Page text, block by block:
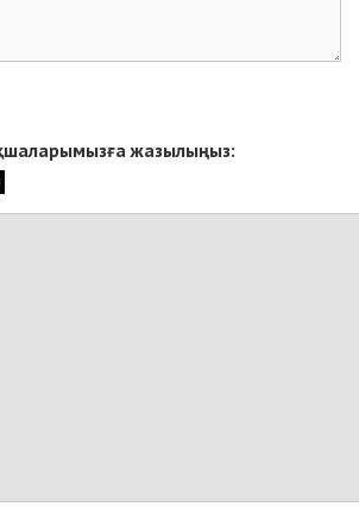
жазылыңыз: